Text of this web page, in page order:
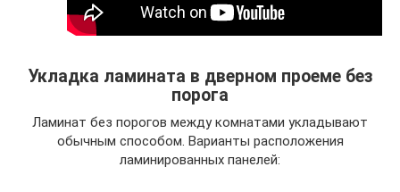
Укладка ламината в дверном проеме без
порога
Ламинат без порогов между комнатами укладывают
обычным способом. Варианты расположения
ламинированных панелей: